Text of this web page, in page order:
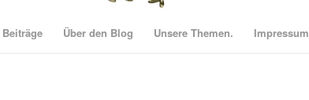
Beiträge Über den Blog Unsere Themen. Impressum